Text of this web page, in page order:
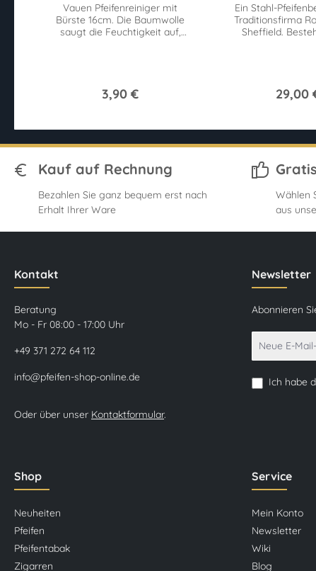
Vauen Pfeifenreiniger mit
Bürste 16cm. Die Baumwolle
saugt die Feuchtigkeit auf,
3,90 €
Ein Stahl-
Traditionsfirma
Sheffield.
29,00
Kauf auf Rechnung
Bezahlen Sie ganz bequem erst nach
Erhalt Ihrer Ware
Wählen
aus
Kontakt
Beratung
Mo - Fr 08:00 - 17:00 Uhr
+49 371 272 64 112
info@pfeifen-shop-online.de
Oder über unser Kontaktformular.
Newsletter
Abonnieren
Ich habe
Shop
Neuheiten
Pfeifen
Pfeifentabak
Zigarren
Service
Mein Konto
Newsletter
Wiki
Blog